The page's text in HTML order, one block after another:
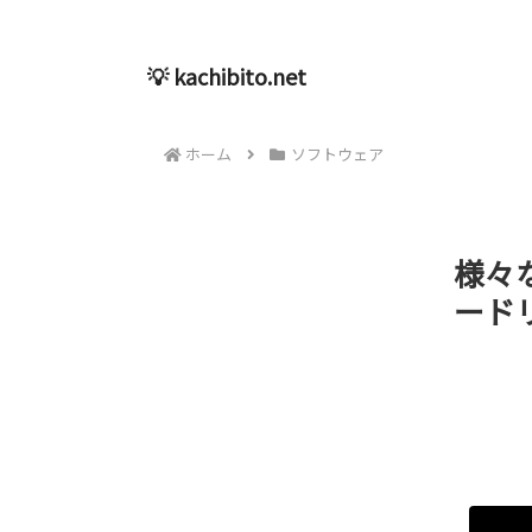
💡 kachibito.net
ホーム ソフトウェア
様々
ード